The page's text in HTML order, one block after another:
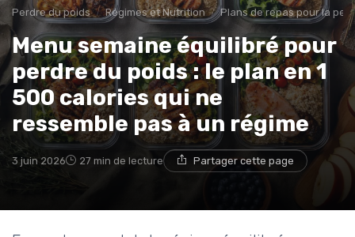
Perdre du poids Régimes et Nutrition Plans de repas pour la
Menu semaine équilibré pour
perdre du poids : le plan en 1
500 calories qui ne
ressemble pas à un régime
3 juin 2026 27 min de lecture Partager cette page